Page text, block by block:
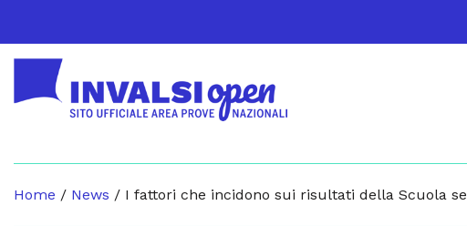
Home / News / I fattori che incidono sui risultati della Scuola